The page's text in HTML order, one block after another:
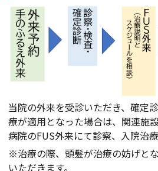
当院の外来を受診いただき、確定
療が適用となった場合は、関連施
病院のFUS外来にて診察、入院治療
※治療の際、頭髪が治療の妨げと
いただきます。